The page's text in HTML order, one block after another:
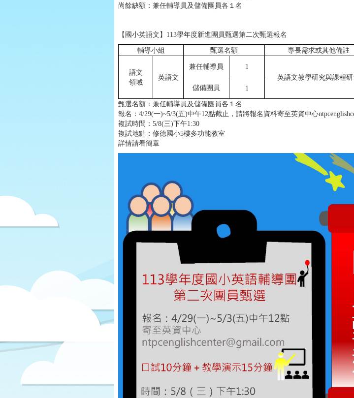
尚餘缺額：兼任輔導員及儲備團員各１名
【國小英語文】113學年度新進團員甄選第二次甄選報名
輔導小組 甄選名額 專長需求或其他備註
語文
領域
英語文
兼任輔導員
1
英語文教學研究與課程研
儲備團員 1
甄選名額：兼任輔導員及儲備團員各１名
報名：4/29(一)~5/3(五)中午12點截止，請將報名資料寄至英資中心
複試時間：5/8(三)下午1:30
複試地點：修德國小5樓多功能教室
詳情請看簡章